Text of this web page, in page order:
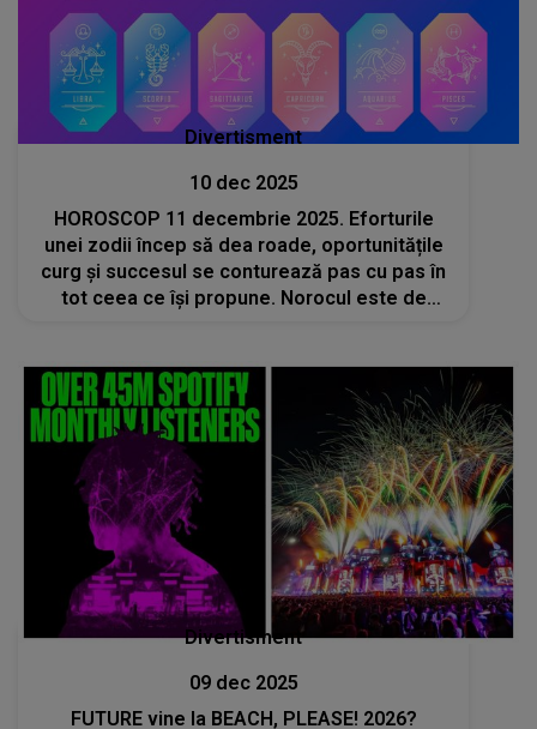
Divertisment
10 dec 2025
HOROSCOP 11 decembrie 2025. Eforturile
unei zodii încep să dea roade, oportunitățile
curg și succesul se conturează pas cu pas în
tot ceea ce își propune. Norocul este de
Divertisment
09 dec 2025
FUTURE vine la BEACH, PLEASE! 2026?